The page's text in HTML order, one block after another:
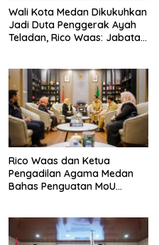
Wali Kota Medan Dikukuhkan
Jadi Duta Penggerak Ayah
Teladan, Rico Waas: Jabatan
Rico Waas dan Ketua
Pengadilan Agama Medan
Bahas Penguatan MoU